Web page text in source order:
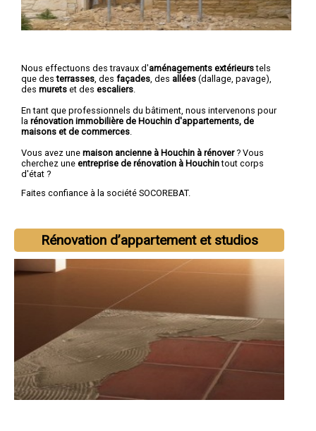
Nous effectuons des travaux d'aménagements extérieurstels
que desterrasses , des façades , des allées (dallage, pavage),
des murets et des escaliers
En tant que professionnels du bâtiment, nous intervenons pour
la rénovation immobilière de Houchin d'appartements, de
maisons et de commerces
Vous avez une maison ancienne à Houchin à rénover? Vous
cherchez une entreprise de rénovation à Houchintout corps
d'état ?
Faites confiance à la société SOCOREBAT.
Rénovation d’appartement et studios